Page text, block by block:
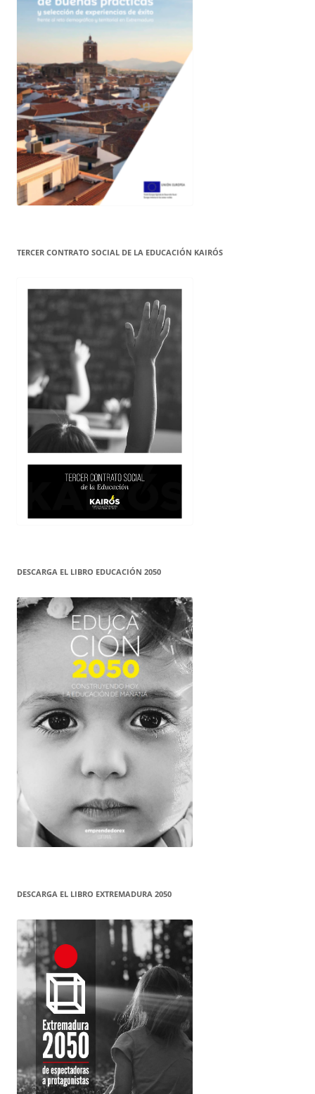
TERCER CONTRATO SOCIAL DE LA EDUCACIÓN KAIRÓS
DESCARGA EL LIBRO EDUCACIÓN 2050
DESCARGA EL LIBRO EXTREMADURA 2050